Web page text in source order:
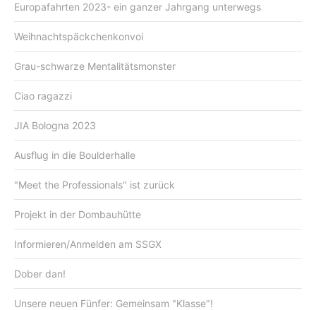
Europafahrten 2023- ein ganzer Jahrgang unterwegs
Weihnachtspäckchenkonvoi
Grau-schwarze Mentalitätsmonster
Ciao ragazzi
JIA Bologna 2023
Ausflug in die Boulderhalle
"Meet the Professionals" ist zurück
Projekt in der Dombauhütte
Informieren/Anmelden am SSGX
Dober dan!
Unsere neuen Fünfer: Gemeinsam "Klasse"!